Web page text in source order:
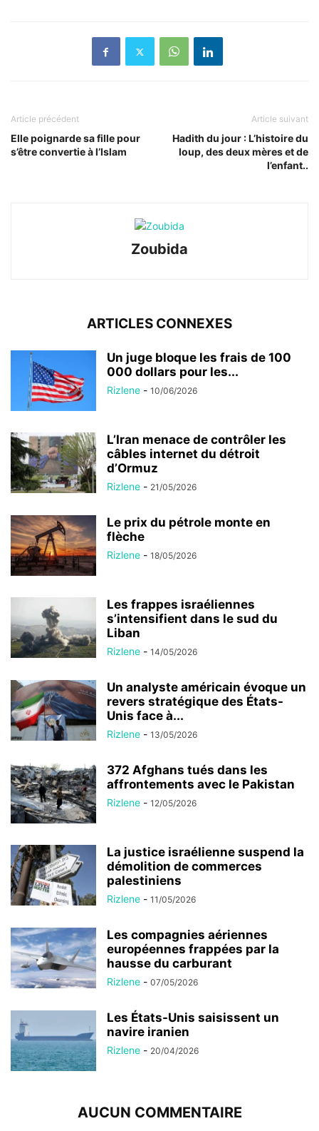
Article précédent
Elle poignarde sa fille pour
s’être convertie à l’Islam
Article suivant
Hadith du jour : L’histoire du
loup, des deux mères et de
l’enfant..
Zoubida
ARTICLES CONNEXES
Un juge bloque les frais de 100
000 dollars pour les...
Rizlene - 10/06/2026
L’Iran menace de contrôler les
câbles internet du détroit
d’Ormuz
Rizlene - 21/05/2026
Le prix du pétrole monte en
flèche
Rizlene - 18/05/2026
Les frappes israéliennes
s’intensifient dans le sud du
Liban
Rizlene - 14/05/2026
Un analyste américain évoque un
revers stratégique des États-
Unis face à...
Rizlene - 13/05/2026
372 Afghans tués dans les
affrontements avec le Pakistan
Rizlene - 12/05/2026
La justice israélienne suspend la
démolition de commerces
palestiniens
Rizlene - 11/05/2026
Les compagnies aériennes
européennes frappées par la
hausse du carburant
Rizlene - 07/05/2026
Les États-Unis saisissent un
navire iranien
Rizlene - 20/04/2026
AUCUN COMMENTAIRE